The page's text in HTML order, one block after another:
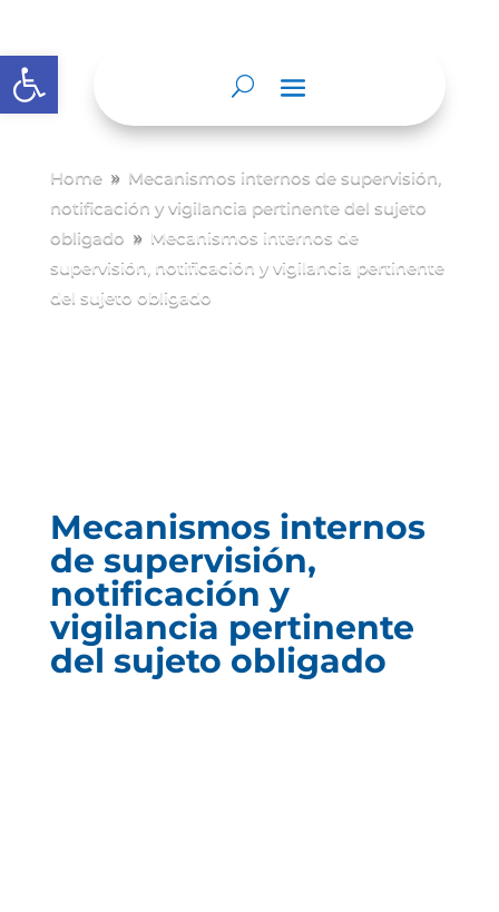
Abrir barra de herramientas
Home 9 Mecanismos internos de supervisión,
notificación y vigilancia pertinente del sujeto
obligado 9 Mecanismos internos de
supervisión, notificación y vigilancia pertinente
del sujeto obligado
Mecanismos internos
de supervisión,
notificación y
vigilancia pertinente
del sujeto obligado